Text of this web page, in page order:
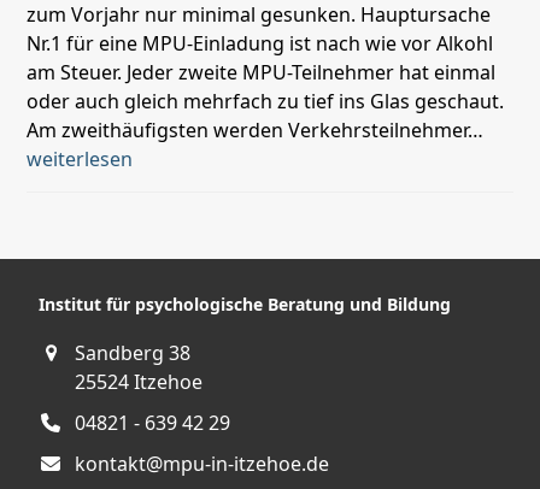
zum Vorjahr nur minimal gesunken. Hauptursache
Nr.1 für eine MPU-Einladung ist nach wie vor Alkohl
am Steuer. Jeder zweite MPU-Teilnehmer hat einmal
oder auch gleich mehrfach zu tief ins Glas geschaut.
Am zweithäufigsten werden Verkehrsteilnehmer…
weiterlesen
Institut für psychologische Beratung und Bildung
Sandberg 38
25524 Itzehoe
04821 - 639 42 29
kontakt@mpu-in-itzehoe.de